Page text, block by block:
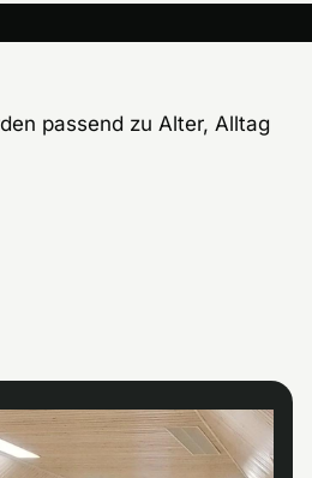
passend zu Alter, Alltag